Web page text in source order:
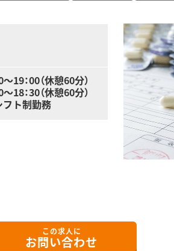
19：00（休憩60分）
：30（休憩60分）
ト制勤務
この求人に
お問い合わせ